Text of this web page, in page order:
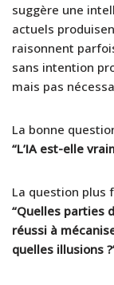
suggère une
actuels
raisonnent
sans intention
mais pas
La bonne
“L’IA est-elle
La question plus
“Quelles parties
réussi à
quelles illusions